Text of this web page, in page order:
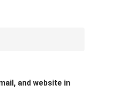
and website in